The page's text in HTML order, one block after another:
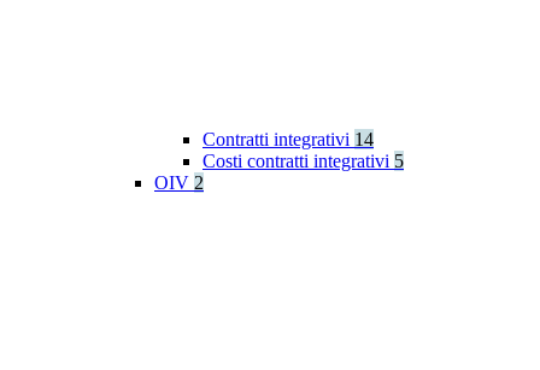
Contratti integrativi 14
Costi contratti integrativi 5
OIV 2